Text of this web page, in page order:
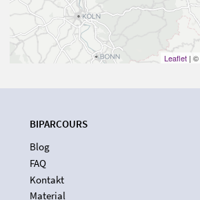
Leaflet | ©
BIPARCOURS
Blog
FAQ
Kontakt
Material